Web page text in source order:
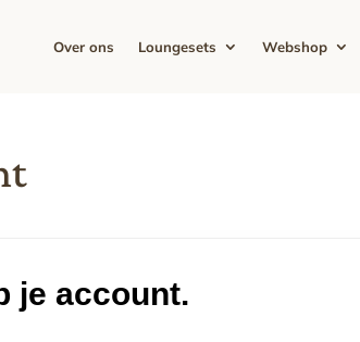
Over ons Loungesets Webshop
je account.